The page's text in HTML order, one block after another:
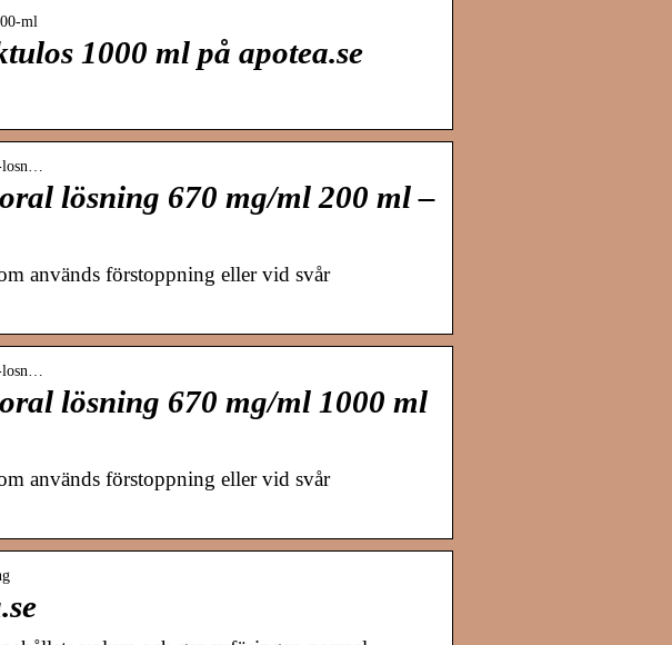
ml
1000 ml på apotea.se
lösning 670 mg/ml 200 ml –
används förstoppning eller vid svår
lösning 670 mg/ml 1000 ml
används förstoppning eller vid svår